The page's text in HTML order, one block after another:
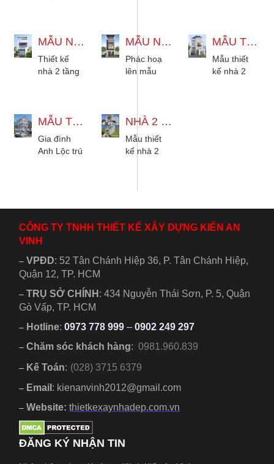
mang hình
khối đơn
giản, mạch
lạc,...
bàn tay
của đội
ngũ...
như đôi bàn
tay khéo léo
của...
MẪU NHÀ 2 TẦNG HIỆN ĐẠI TINH TẾ TỪNG GÓC NHÌN
Thiết kế
nhà 2 tầng
nhận được
quan...
MẪU NHÀ 2 TẦNG 4X15M HIỆN ĐẠI TẠI GÒ VẤP
Phác hoạ
lên mẫu
đình anh.
Với hình
thức hiện
đại nên...
MẪU THIẾT KẾ NHÀ 2 TẦNG 7X15M MÁI NHẬT
Mẫu thiết
kế nhà 2
MẪU THIẾT KẾ NHÀ 2 TẦNG 4 PHÒNG NGỦ HIỆN ĐẠI ĐẸP TẠI BÌNH DƯƠNG
Gia đình
Anh Lộc trú
viên đất khá
rộng...
NHÀ 2 TẦNG 5X18M HIỆN ĐẠI TẠI CÔN ĐẢO VŨNG TÀU
Mẫu thiết
kế nhà 2
cùng không
được nhiều
CÔNG TY TNHH THIẾT KẾ XÂY DỰNG KIẾN AN
VINH
–VPĐD: 52 Tân Chánh Hiệp 36, P. Tân Chánh Hiệp,
Quận 12, TP. HCM
– TRỤ SỞ CHÍNH :434 Nguyễn Thái Sơn, P. 5, Quận
Gò Vấp, TP. HCM
– Hotline: 0973 778 999 –0902 249 297
– Chăm sóc khách hàng: 0981.960.839
– Kế Toán: (028) 3715 6379
– Email : kienanvinh2012@gmail.com
– Website:thietkexaynhadep.com.vn
ĐĂNG KÝ NHẬN TIN